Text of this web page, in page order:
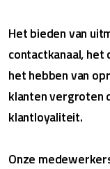
Het bieden van
contactkanaal, het
het hebben van
klanten vergroten
klantloyaliteit.
Onze